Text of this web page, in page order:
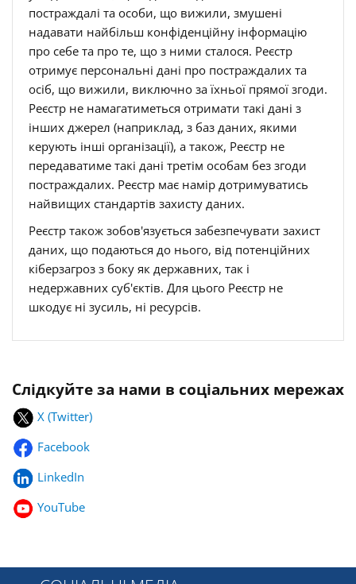
постраждалі та особи, що вижили, змушені
надавати найбільш конфіденційну інформацію
про себе та про те, що з ними сталося. Реєстр
отримує персональні дані про постраждалих та
осіб, що вижили, виключно за їхньої прямої згоди.
Реєстр не намагатиметься отримати такі дані з
інших джерел (наприклад, з баз даних, якими
керують інші організації), а також, Реєстр не
передаватиме такі дані третім особам без згоди
постраждалих. Реєстр має намір дотримуватись
найвищих стандартів захисту даних.
Реєстр також зобов'язується забезпечувати захист
даних, що подаються до нього, від потенційних
кіберзагроз з боку як державних, так і
недержавних суб'єктів. Для цього Реєстр не
шкодує ні зусиль, ні ресурсів.
Слідкуйте за нами в соціальних мережах
X (Twitter)
Facebook
LinkedIn
YouTube